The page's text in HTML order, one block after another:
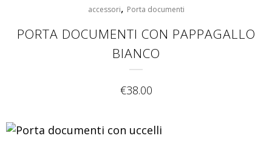
accessori, Porta documenti
PORTA DOCUMENTI CON PAPPAGALLO
BIANCO
€38.00